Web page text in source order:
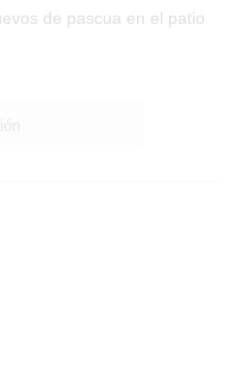
de pascua en el patio